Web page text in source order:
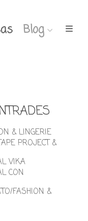
Blog
& LINGERIE
PROJECT &
VIKA
CON
FASHION &